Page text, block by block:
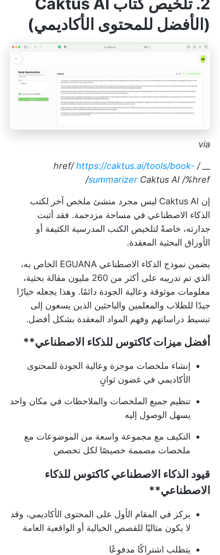
(الأفضل للمحتوى الأكاديمي)
via
/ href/
https://caktus.ai/tools/book-
summarizer Caktus AI /%href/
إن Caktus AI ليس مجرد منشئ ملخص آخر لكتب
الذكاء الاصطناعي في مساحة مزدحمة. فقد أثبت
جدارته، خاصةً لتلخيص الكتب المدرسية الكثيفة أو
الأوراق البحثية المعقدة.
يضمن نموذج الذكاء الاصطناعي EGUANA الخاص به،
الذي تم تدريبه على أكثر من 260 مليون مقالة بحثية،
معلومات موثوقة وعالية الجودة دائمًا. وهذا يجعله خيارًا
جيدًا للطلاب والمعلمين والباحثين الذين يسعون إلى
تبسيط دراساتهم وفهم المواد المعقدة بشكل أفضل.
أفضل ميزاتكاكتوس للذكاء الاصطناعي**
إنشاء ملخصات موجزة وعالية الجودة للمحتوى
الأكاديمي في غضون ثوانٍ
تنظيم جميع الملخصات والملاحظات في مكان واحد
يسهل الوصول إليه
التكيف مع مجموعة واسعة من الموضوعات مع
ملخصات مصممة خصيصًا لكل تخصص
قيود الذكاء الاصطناعيكاكتوس للذكاء
الاصطناعي**
يركز في المقام الأول على المحتوى الأكاديمي، وقد
لا يكون مثاليًا للقصص الخيالية أو الواقعية العامة
يتطلب اشتراكًا مدفوعًا